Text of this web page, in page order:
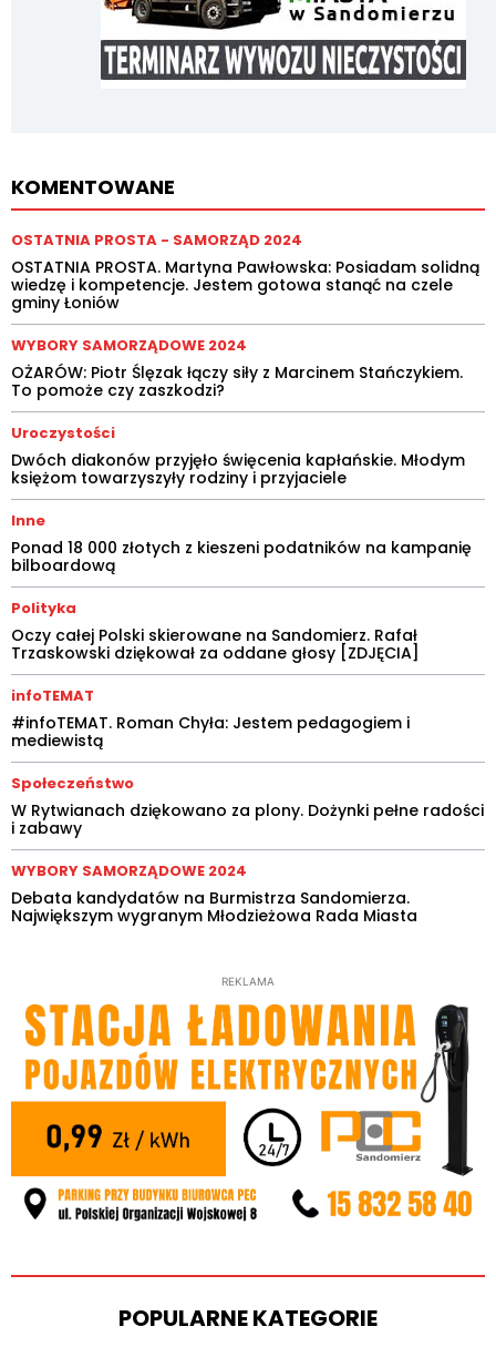
KOMENTOWANE
OSTATNIA PROSTA - SAMORZĄD 2024
OSTATNIA PROSTA. Martyna Pawłowska: Posiadam solidną
wiedzę i kompetencje. Jestem gotowa stanąć na czele
gminy Łoniów
WYBORY SAMORZĄDOWE 2024
OŻARÓW: Piotr Ślęzak łączy siły z Marcinem Stańczykiem.
To pomoże czy zaszkodzi?
Uroczystości
Dwóch diakonów przyjęło święcenia kapłańskie. Młodym
księżom towarzyszyły rodziny i przyjaciele
Inne
Ponad 18 000 złotych z kieszeni podatników na kampanię
bilboardową
Polityka
Oczy całej Polski skierowane na Sandomierz. Rafał
Trzaskowski dziękował za oddane głosy [ZDJĘCIA]
infoTEMAT
#infoTEMAT. Roman Chyła: Jestem pedagogiem i
mediewistą
Społeczeństwo
W Rytwianach dziękowano za plony. Dożynki pełne radości
i zabawy
WYBORY SAMORZĄDOWE 2024
Debata kandydatów na Burmistrza Sandomierza.
Największym wygranym Młodzieżowa Rada Miasta
REKLAMA
POPULARNE KATEGORIE